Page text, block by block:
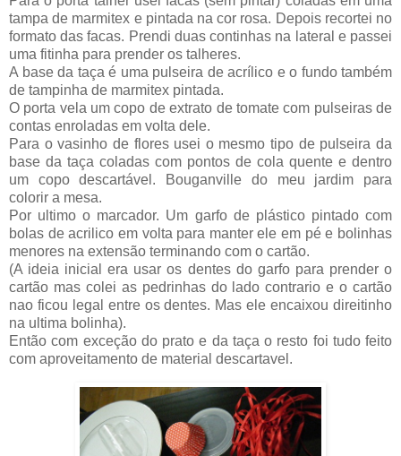
tampa de marmitex e pintada na cor rosa. Depois recortei no
formato das facas. Prendi duas continhas na lateral e passei
uma fitinha para prender os talheres.
A base da taça é uma pulseira de acrílico e o fundo também
de tampinha de marmitex pintada.
O porta vela um copo de extrato de tomate com pulseiras de
contas enroladas em volta dele.
Para o vasinho de flores usei o mesmo tipo de pulseira da
base da taça coladas com pontos de cola quente e dentro
um copo descartável. Bouganville do meu jardim para
colorir a mesa.
Por ultimo o marcador. Um garfo de plástico pintado com
bolas de acrilico em volta para manter ele em pé e bolinhas
menores na extensão terminando com o cartão.
(A ideia inicial era usar os dentes do garfo para prender o
cartão mas colei as pedrinhas do lado contrario e o cartão
nao ficou legal entre os dentes. Mas ele encaixou direitinho
na ultima bolinha).
Então com exceção do prato e da taça o resto foi tudo feito
com aproveitamento de material descartavel.